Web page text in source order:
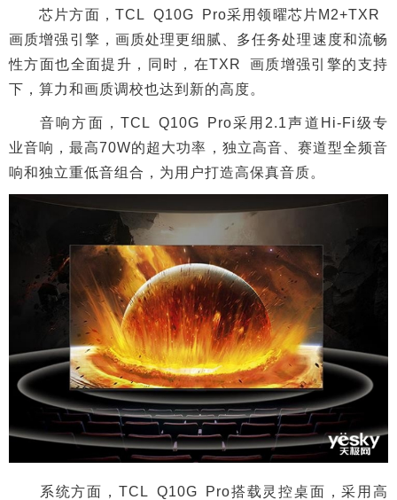
芯片方面，TCL Q10G Pro采用领曜芯片M2+TXR
画质增强引擎，画质处理更细腻、多任务处理速度和流畅
性方面也全面提升，同时，在TXR 画质增强引擎的支持
下，算力和画质调校也达到新的高度。
音响方面，TCL Q10G Pro采用2.1声道Hi-Fi级专
业音响，最高70W的超大功率，独立高音、赛道型全频音
响和独立重低音组合，为用户打造高保真音质。
系统方面，TCL Q10G Pro搭载灵控桌面，采用高